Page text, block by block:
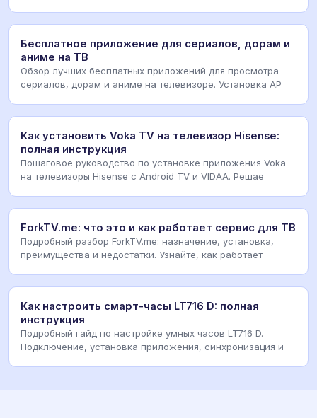
Бесплатное приложение для сериалов, дорам и
аниме на ТВ
Обзор лучших бесплатных приложений для просмотра
сериалов, дорам и аниме на телевизоре. Установка AP
Как установить Voka TV на телевизор Hisense:
полная инструкция
Пошаговое руководство по установке приложения Voka
на телевизоры Hisense с Android TV и VIDAA. Решае
ForkTV.me: что это и как работает сервис для ТВ
Подробный разбор ForkTV.me: назначение, установка,
преимущества и недостатки. Узнайте, как работает
Как настроить смарт-часы LT716 D: полная
инструкция
Подробный гайд по настройке умных часов LT716 D.
Подключение, установка приложения, синхронизация и